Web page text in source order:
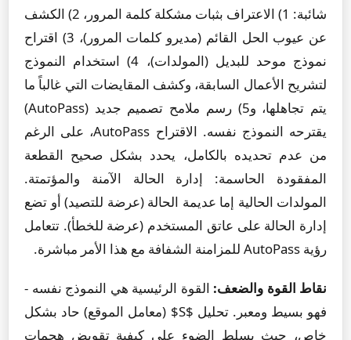
شائبة: 1) الاعتراف بثبات مشكلة كلمة المرور، 2) الكشف
عن عيوب الحل القائم (مديرو كلمات المرور)، 3) اقتراح
نموذج موحد للبديل (المولدات)، 4) استخدام النموذج
لتشريح الأعمال السابقة، وكشف المقايضات التي غالباً ما
يتم تجاهلها، و5) رسم ملامح تصميم جديد (AutoPass)
يقترحه النموذج نفسه. الاقتراح AutoPass، على الرغم
من عدم تحديده بالكامل، يحدد بشكل صحيح القطعة
المفقودة الحاسمة: إدارة الحالة الآمنة والمؤتمتة.
المولدات الحالية إما عديمة الحالة (عرضة للتصيد) أو تضع
إدارة الحالة على عاتق المستخدم (عرضة للخطأ). تتعامل
رؤية AutoPass للمزامنة الشفافة مع هذا الأمر مباشرة.
نقاط القوة والضعف: القوة الرئيسية هي النموذج نفسه -
فهو بسيط ومعبر. تحليل $S$ (معامل الموقع) حاد بشكل
خاص، حيث يسلط الضوء على كيفية تقويض هجمات